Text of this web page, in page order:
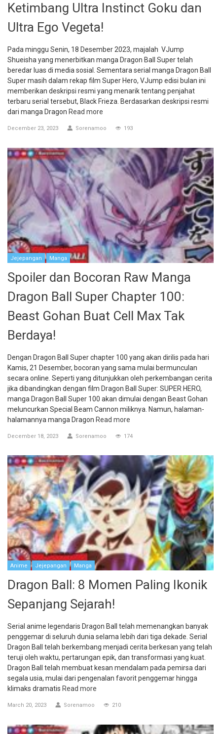
Ketimbang Ultra Instinct Goku dan
Ultra Ego Vegeta!
Pada minggu Senin, 18 Desember 2023, majalah VJump
Shueisha yang menerbitkan manga Dragon Ball Super telah
beredar luas di media sosial. Sementara serial manga Dragon Ball
Super masih dalam rekap film Super Hero, VJump edisi bulan ini
memberikan deskripsi resmi yang menarik tentang penjahat
terbaru serial tersebut, Black Frieza. Berdasarkan deskripsi resmi
dari manga Dragon Read more
December 23, 2023 Sorenamoo 193
Jejepangan Manga
Spoiler dan Bocoran Raw Manga
Dragon Ball Super Chapter 100:
Beast Gohan Buat Cell Max Tak
Berdaya!
Dengan Dragon Ball Super chapter 100 yang akan dirilis pada hari
Kamis, 21 Desember, bocoran yang sama mulai bermunculan
secara online. Seperti yang ditunjukkan oleh perkembangan cerita
jika dibandingkan dengan film Dragon Ball Super: SUPER HERO,
manga Dragon Ball Super 100 akan dimulai dengan Beast Gohan
meluncurkan Special Beam Cannon miliknya. Namun, halaman-
halamannya manga Dragon Read more
December 18, 2023 Sorenamoo 174
Anime Jejepangan Manga
Dragon Ball: 8 Momen Paling Ikonik
Sepanjang Sejarah!
Serial anime legendaris Dragon Ball telah memenangkan banyak
penggemar di seluruh dunia selama lebih dari tiga dekade. Serial
Dragon Ball telah berkembang menjadi cerita berkesan yang telah
teruji oleh waktu, pertarungan epik, dan transformasi yang kuat.
Dragon Ball telah membuat kesan mendalam pada pemirsa dari
segala usia, mulai dari pengenalan favorit penggemar hingga
klimaks dramatis Read more
March 20, 2023 Sorenamoo 210